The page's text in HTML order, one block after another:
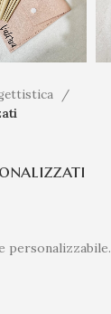
personalizzabile.